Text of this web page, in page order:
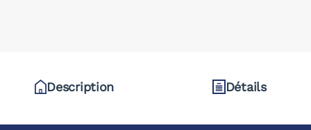
Description Détails